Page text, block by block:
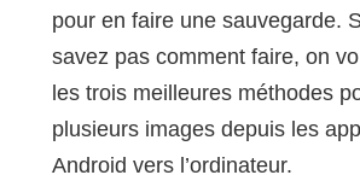
pour en faire une sauvegarde.
savez pas comment faire, on
les trois meilleures méthodes
plusieurs images depuis les
Android vers l’ordinateur.